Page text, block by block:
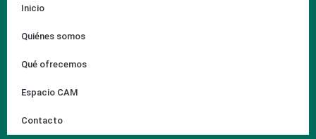
Inicio
Quiénes somos
Qué ofrecemos
Espacio CAM
Contacto